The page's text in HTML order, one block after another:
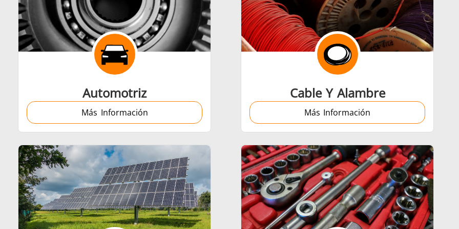
Generadores Centrales de Control Accesorios
de calentamiento Bobinas de Inducción
Automotriz
Más Información
Cable Y Alambre
Más Información